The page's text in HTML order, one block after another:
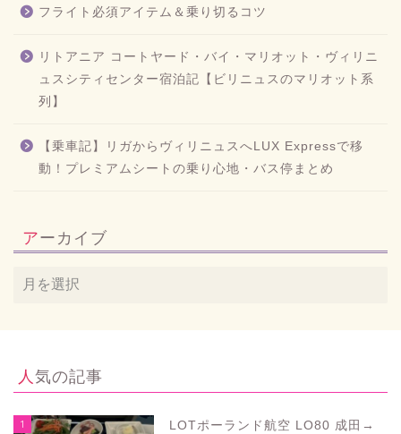
フライト必須アイテム＆乗り切るコツ
リトアニア コートヤード・バイ・マリオット・ヴィリニ
ュスシティセンター宿泊記【ビリニュスのマリオット系
列】
【乗車記】リガからヴィリニュスへLUX Expressで移
動！プレミアムシートの乗り心地・バス停まとめ
アーカイブ
人気の記事
1
LOTポーランド航空 LO80 成田→